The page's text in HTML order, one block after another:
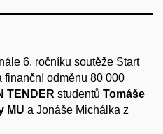
6. ročníku soutěže Start
finanční odměnu 80 000
TENDER studentů Tomáše
MU a Jonáše Michálka z